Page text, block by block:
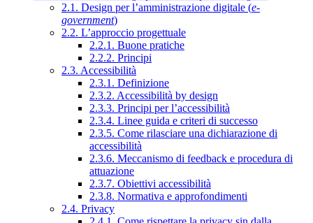
2.1. Design per l’amministrazione digitale (e-
government)
2.2. L’approccio progettuale
2.2.1. Buone pratiche
2.2.2. Principi
2.3. Accessibilità
2.3.1. Definizione
2.3.2. Accessibilità by design
2.3.3. Principi per l’accessibilità
2.3.4. Linee guida e criteri di successo
2.3.5. Come rilasciare una dichiarazione di
accessibilità
2.3.6. Meccanismo di feedback e procedura di
attuazione
2.3.7. Obiettivi accessibilità
2.3.8. Normativa e approfondimenti
2.4. Privacy